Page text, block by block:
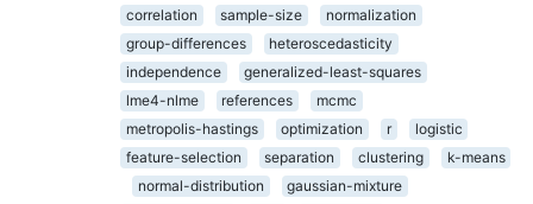
correlation
sample-size
normalization
group-differences
heteroscedasticity
independence
generalized-least-squares
lme4-nlme
references
mcmc
metropolis-hastings
optimization r
logistic
feature-selection
separation clustering
k-means
normal-distribution
gaussian-mixture